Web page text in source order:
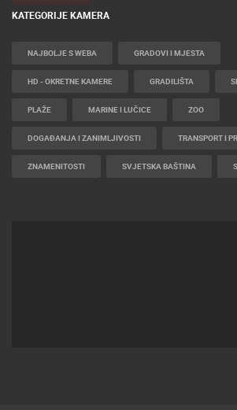
KATEGORIJE KAMERA
NAJBOLJE S WEBA GRADOVI I MJESTA
HD - OKRETNE KAMERE GRADILIŠTA
PLAŽE MARINE I LUČICE ZOO
DOGAĐANJA I ZANIMLJIVOSTI TRANSPORT I
ZNAMENITOSTI SVJETSKA BAŠTINA